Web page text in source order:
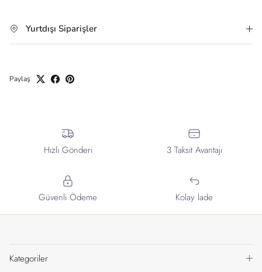
Yurtdışı Siparişler
Paylaş
Hızlı Gönderi 3 Taksit Avantajı
Güvenli Ödeme Kolay İade
Kategoriler